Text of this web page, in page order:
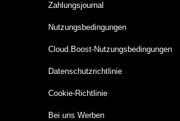
Zahlungsjournal
Nutzungsbedingungen
Cloud.Boost-Nutzungsbedingungen
Datenschutzrichtlinie
Cookie-Richtlinie
Bei uns Werben